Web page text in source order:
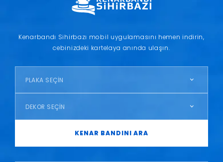
Kenarbandı Sihirbazı mobil uygulamasını hemen indirin,
cebinizdeki kartelaya anında ulaşın.
PLAKA SEÇİN
DEKOR SEÇİN
KENAR BANDINI ARA